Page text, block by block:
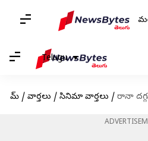
Telugu
హోమ్ / వార్తలు / సినిమా వార్తలు / రానా